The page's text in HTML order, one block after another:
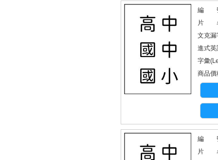
編 號
片 名
文克漏
進式英
字彙
商品價
編 號
片 名